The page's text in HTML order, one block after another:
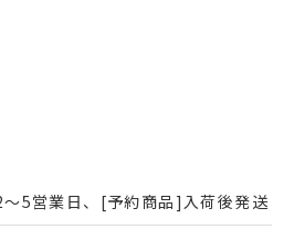
5営業日、[予約商品]入荷後発送